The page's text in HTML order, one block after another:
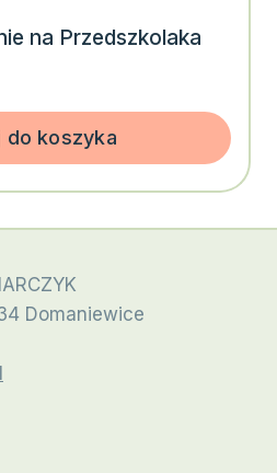
na Przedszkolaka
zł.
do koszyka
Domaniewice